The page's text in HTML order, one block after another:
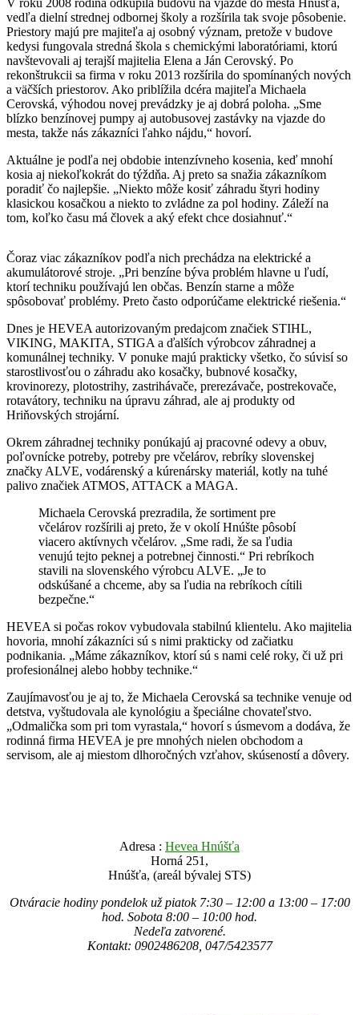
V roku 2008 rodina odkúpila budovu na vjazde do mesta Hnúšťa,
vedľa dielní strednej odbornej školy a rozšírila tak svoje pôsobenie.
Priestory majú pre majiteľa aj osobný význam, pretože v budove
kedysi fungovala stredná škola s chemickými laboratóriami, ktorú
navštevovali aj terajší majitelia Elena a Ján Cerovský. Po
rekonštrukcii sa firma v roku 2013 rozšírila do spomínaných nových
a väčších priestorov. Ako priblížila dcéra majiteľa Michaela
Cerovská, výhodou novej prevádzky je aj dobrá poloha. „Sme
blízko benzínovej pumpy aj autobusovej zastávky na vjazde do
mesta, takže nás zákazníci ľahko nájdu,“ hovorí.
Aktuálne je podľa nej obdobie intenzívneho kosenia, keď mnohí
kosia aj niekoľkokrát do týždňa. Aj preto sa snažia zákazníkom
poradiť čo najlepšie. „Niekto môže kosiť záhradu štyri hodiny
klasickou kosačkou a niekto to zvládne za pol hodiny. Záleží na
tom, koľko času má človek a aký efekt chce dosiahnuť.“
Čoraz viac zákazníkov podľa nich prechádza na elektrické a
akumulátorové stroje. „Pri benzíne býva problém hlavne u ľudí,
ktorí techniku používajú len občas. Benzín starne a môže
spôsobovať problémy. Preto často odporúčame elektrické riešenia.“
Dnes je HEVEA autorizovaným predajcom značiek STIHL,
VIKING, MAKITA, STIGA a ďalších výrobcov záhradnej a
komunálnej techniky. V ponuke majú prakticky všetko, čo súvisí so
starostlivosťou o záhradu ako kosačky, bubnové kosačky,
krovinorezy, plotostrihy, zastrihávače, prerezávače, postrekovače,
rotavátory, techniku na úpravu záhrad, ale aj produkty od
Hriňovských strojární.
Okrem záhradnej techniky ponúkajú aj pracovné odevy a obuv,
poľovnícke potreby, potreby pre včelárov, rebríky slovenskej
značky ALVE, vodárenský a kúrenársky materiál, kotly na tuhé
palivo značiek ATMOS, ATTACK a MAGA.
Michaela Cerovská prezradila, že sortiment pre
včelárov rozšírili aj preto, že v okolí Hnúšte pôsobí
viacero aktívnych včelárov. „Sme radi, že sa ľudia
venujú tejto peknej a potrebnej činnosti.“ Pri rebríkoch
stavili na slovenského výrobcu ALVE. „Je to
odskúšané a chceme, aby sa ľudia na rebríkoch cítili
bezpečne.“
HEVEA si počas rokov vybudovala stabilnú klientelu. Ako majitelia
hovoria, mnohí zákazníci sú s nimi prakticky od začiatku
podnikania. „Máme zákazníkov, ktorí sú s nami celé roky, či už pri
profesionálnej alebo hobby technike.“
Zaujímavosťou je aj to, že Michaela Cerovská sa technike venuje od
detstva, vyštudovala ale kynológiu a špeciálne chovateľstvo.
„Odmalička som pri tom vyrastala,“ hovorí s úsmevom a dodáva, že
rodinná firma HEVEA je pre mnohých nielen obchodom a
servisom, ale aj miestom dlhoročných vzťahov, skúseností a dôvery.
Adresa : Hevea Hnúšťa
Horná 251,
Hnúšťa, (areál bývalej STS)
Otváracie hodiny pondelok už piatok 7:30 – 12:00 a 13:00 – 17:00
hod. Sobota 8:00 – 10:00 hod.
Nedeľa zatvorené.
Kontakt: 0902486208, 047/5423577